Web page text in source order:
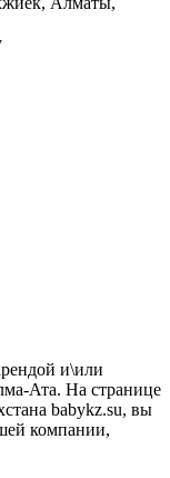
и\или
Ата. На странице
babykz.su, вы
компании,